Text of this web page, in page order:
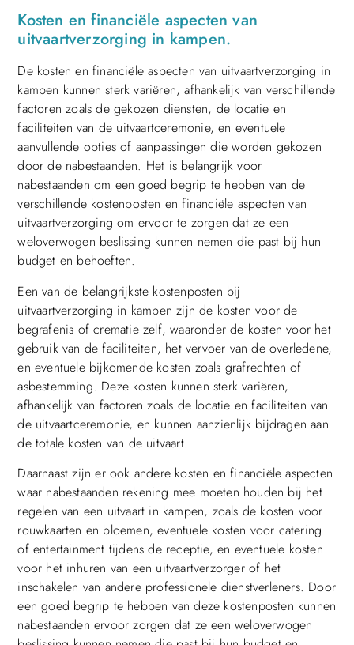
Kosten en financiële aspecten van
uitvaartverzorging in kampen.
De kosten en financiële aspecten van uitvaartverzorging in
kampen kunnen sterk variëren, afhankelijk van verschillende
factoren zoals de gekozen diensten, de locatie en
faciliteiten van de uitvaartceremonie, en eventuele
aanvullende opties of aanpassingen die worden gekozen
door de nabestaanden. Het is belangrijk voor
nabestaanden om een goed begrip te hebben van de
verschillende kostenposten en financiële aspecten van
uitvaartverzorging om ervoor te zorgen dat ze een
weloverwogen beslissing kunnen nemen die past bij hun
budget en behoeften.
Een van de belangrijkste kostenposten bij
uitvaartverzorging in kampen zijn de kosten voor de
begrafenis of crematie zelf, waaronder de kosten voor het
gebruik van de faciliteiten, het vervoer van de overledene,
en eventuele bijkomende kosten zoals grafrechten of
asbestemming. Deze kosten kunnen sterk variëren,
afhankelijk van factoren zoals de locatie en faciliteiten van
de uitvaartceremonie, en kunnen aanzienlijk bijdragen aan
de totale kosten van de uitvaart.
Daarnaast zijn er ook andere kosten en financiële aspecten
waar nabestaanden rekening mee moeten houden bij het
regelen van een uitvaart in kampen, zoals de kosten voor
rouwkaarten en bloemen, eventuele kosten voor catering
of entertainment tijdens de receptie, en eventuele kosten
voor het inhuren van een uitvaartverzorger of het
inschakelen van andere professionele dienstverleners. Door
een goed begrip te hebben van deze kostenposten kunnen
nabestaanden ervoor zorgen dat ze een weloverwogen